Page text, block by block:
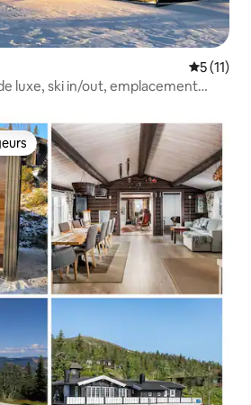
5 (11)
luxe, ski in/out, emplacement